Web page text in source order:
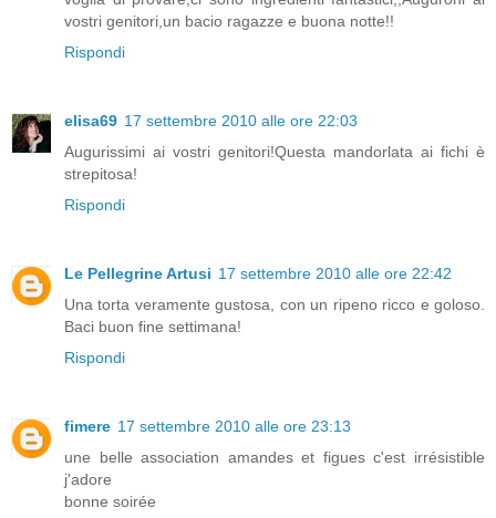
vostri genitori,un bacio ragazze e buona notte!!
Rispondi
elisa69 17 settembre 2010 alle ore 22:03
Augurissimi ai vostri genitori!Questa mandorlata ai fichi è
strepitosa!
Rispondi
Le Pellegrine Artusi 17 settembre 2010 alle ore 22:42
Una torta veramente gustosa, con un ripeno ricco e goloso.
Baci buon fine settimana!
Rispondi
fimere 17 settembre 2010 alle ore 23:13
une belle association amandes et figues c'est irrésistible
j'adore
bonne soirée